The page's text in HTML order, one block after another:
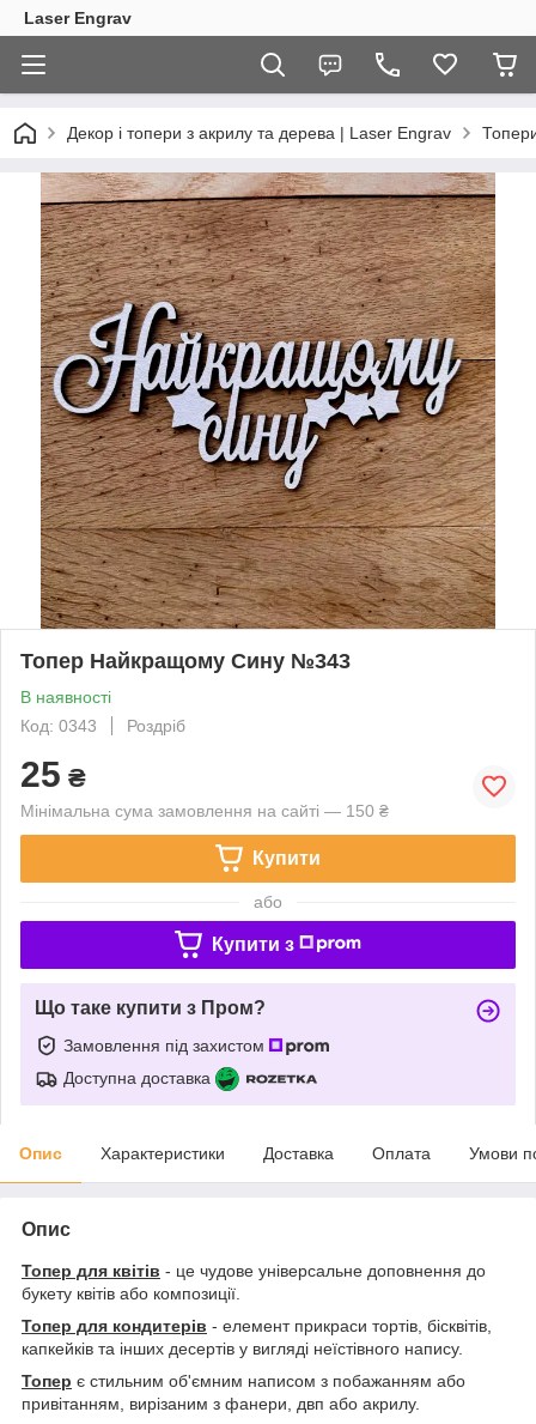
Laser Engrav
Декор і топери з акрилу та дерева | Laser Engrav
Топер Найкращому Сину №343
В наявності
Код: 0343
Роздріб
25 ₴
Мінімальна сума замовлення на сайті — 150 ₴
Купити
або
Купити з
Що таке купити з Пром?
Замовлення під захистом
Доступна доставка
Опис Характеристики Доставка Оплата Умови
Опис
Топер для квітів - це чудове універсальне доповнення до
букету квітів або композиції.
Топер для кондитерів - елемент прикраси тортів, бісквітів,
капкейків та інших десертів у вигляді неїстівного напису.
Топер є стильним об'ємним написом з побажанням або
привітанням, вирізаним з фанери, двп або акрилу.